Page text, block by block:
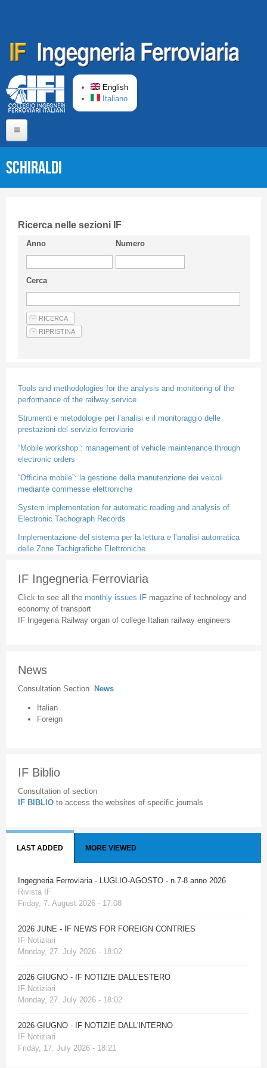
English
Italiano
Short presentation CIFI
Guideline
Privacy & Policy
Articles
SCHIRALDI
Ricerca nelle sezioni IF
Anno Numero
Cerca
Tools and methodologies for the analysis and monitoring of the
performance of the railway service
Strumenti e metodologie per l’analisi e il monitoraggio delle
prestazioni del servizio ferroviario
“Mobile workshop”: management of vehicle maintenance through
electronic orders
“Officina mobile”: la gestione della manutenzione dei veicoli
mediante commesse elettroniche
System implementation for automatic reading and analysis of
Electronic Tachograph Records
Implementazione del sistema per la lettura e l’analisi automatica
delle Zone Tachigrafiche Elettroniche
IF Ingegneria Ferroviaria
Click to see all the monthly issues IF magazine of technology and
economy of transport
IF Ingegeria Railway organ of college Italian railway engineers
News
Consultation Section News
Italian
Foreign
IF Biblio
Consultation of section
IF BIBLIO to access the websites of specific journals
LAST ADDED MORE VIEWED
Ingegneria Ferroviaria - LUGLIO-AGOSTO - n.7-8 anno 2026
Rivista IF
Friday, 7. August 2026 - 17:08
2026 JUNE - IF NEWS FOR FOREIGN CONTRIES
IF Notiziari
Monday, 27. July 2026 - 18:02
2026 GIUGNO - IF NOTIZIE DALL'ESTERO
IF Notiziari
Monday, 27. July 2026 - 18:02
2026 GIUGNO - IF NOTIZIE DALL'INTERNO
IF Notiziari
Friday, 17. July 2026 - 18:21